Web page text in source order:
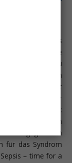
Das
enorme
Randthema zu
Intensivmedizin
2:380). Die seit
als nicht mehr
1992; 20:864):
aller Patienten
einem gegebenen
für das Syndrom
– time for a